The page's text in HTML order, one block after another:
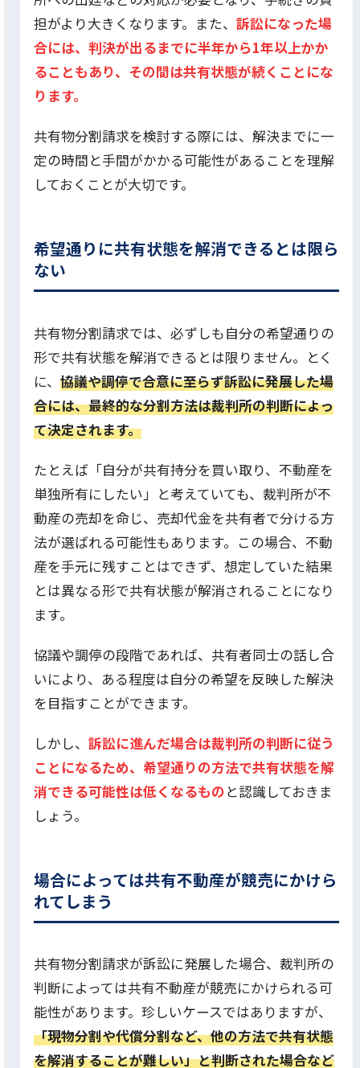
担がより大きくなります。また、 訴訟になった場
合には、判決が出るまでに半年から1年以上かか
ることもあり、その間は共有状態が続くことにな
ります。
共有物分割請求を検討する際には、解決までに一
定の時間と手間がかかる可能性があることを理解
しておくことが大切です。
希望通りに共有状態を解消できるとは限ら
ない
共有物分割請求では、必ずしも自分の希望通りの
形で共有状態を解消できるとは限りません。とく
に、 協議や調停で合意に至らず訴訟に発展した場
合には、最終的な分割方法は裁判所の判断によっ
て決定されます。
たとえば「自分が共有持分を買い取り、不動産を
単独所有にしたい」と考えていても、裁判所が不
動産の売却を命じ、売却代金を共有者で分ける方
法が選ばれる可能性もあります。この場合、不動
産を手元に残すことはできず、想定していた結果
とは異なる形で共有状態が解消されることになり
ます。
協議や調停の段階であれば、共有者同士の話し合
いにより、ある程度は自分の希望を反映した解決
を目指すことができます。
しかし、 訴訟に進んだ場合は裁判所の判断に従う
ことになるため、希望通りの方法で共有状態を解
消できる可能性は低くなるものと認識しておきま
しょう。
場合によっては共有不動産が競売にかけら
れてしまう
共有物分割請求が訴訟に発展した場合、裁判所の
判断によっては共有不動産が競売にかけられる可
能性があります。珍しいケースではありますが、
「現物分割や代償分割など、他の方法で共有状態
を解消することが難しい」と判断された場合など